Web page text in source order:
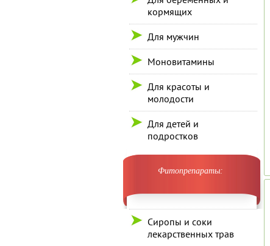
кормящих
Для мужчин
Моновитамины
Для красоты и
молодости
Для детей и
подростков
Фитопрепараты:
Сиропы и соки
лекарственных трав